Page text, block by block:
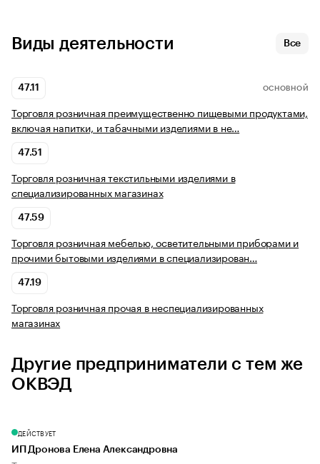
Виды деятельности Все
47.11 ОСНОВНОЙ
Торговля розничная преимущественно пищевыми продуктами,
включая напитки, и табачными изделиями в не…
47.51
Торговля розничная текстильными изделиями в
специализированных магазинах
47.59
Торговля розничная мебелью, осветительными приборами и
прочими бытовыми изделиями в специализирован…
47.19
Торговля розничная прочая в неспециализированных
магазинах
Другие предприниматели с тем же
ОКВЭД
ДЕЙСТВУЕТ
ИП Дронова Елена Александровна